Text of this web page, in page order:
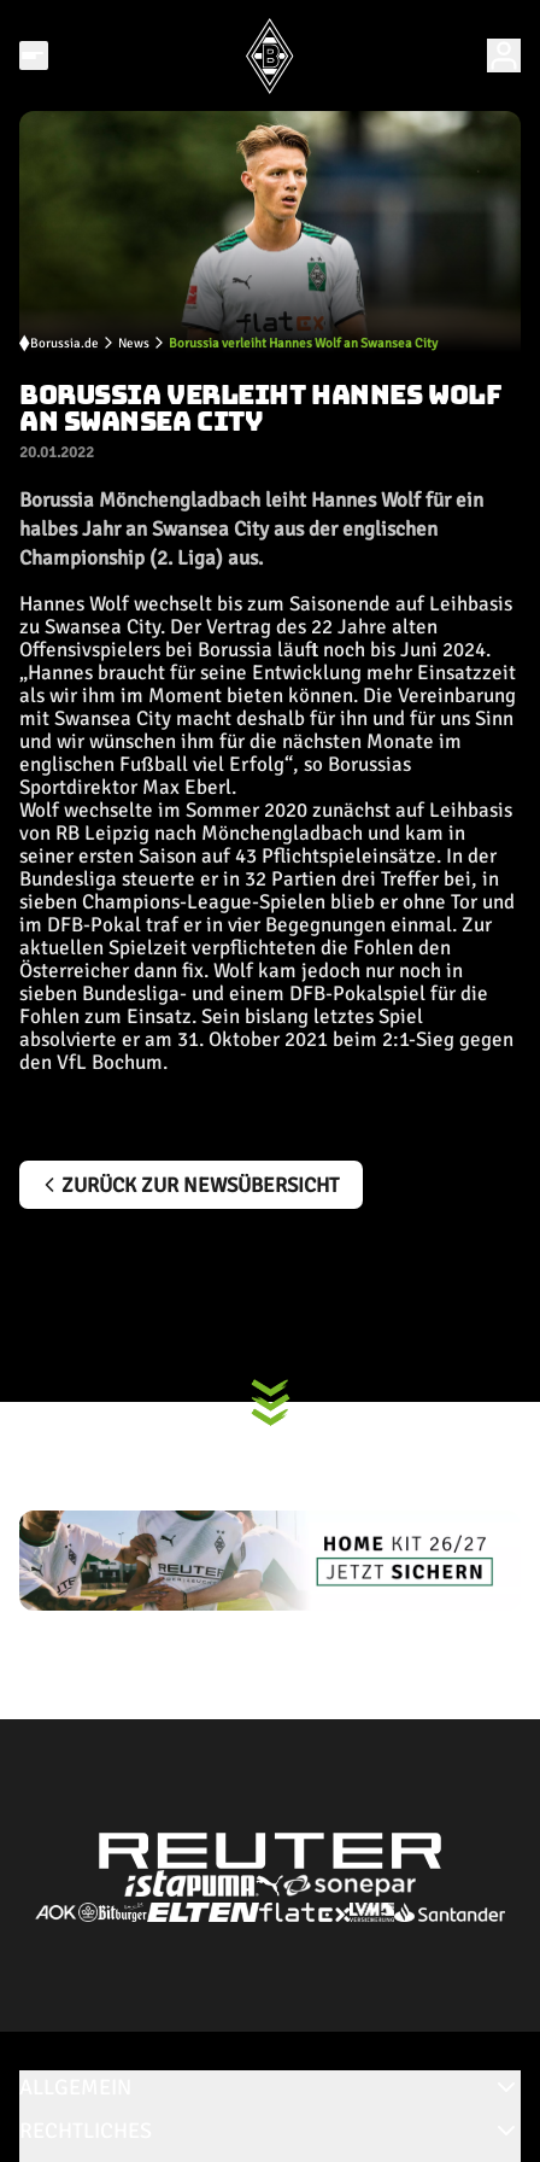
Borussia.de News Borussia verleiht Hannes Wolf an Swansea City
BORUSSIA VERLEIHT HANNES WOLF
AN SWANSEA CITY
20.01.2022
Borussia Mönchengladbach leiht Hannes Wolf für ein
halbes Jahr an Swansea City aus der englischen
Championship (2. Liga) aus.
Hannes Wolf wechselt bis zum Saisonende auf Leihbasis
zu Swansea City. Der Vertrag des 22 Jahre alten
Offensivspielers bei Borussia läuft noch bis Juni 2024.
„Hannes braucht für seine Entwicklung mehr Einsatzzeit
als wir ihm im Moment bieten können. Die Vereinbarung
mit Swansea City macht deshalb für ihn und für uns Sinn
und wir wünschen ihm für die nächsten Monate im
englischen Fußball viel Erfolg“, so Borussias
Sportdirektor Max Eberl.
Wolf wechselte im Sommer 2020 zunächst auf Leihbasis
von RB Leipzig nach Mönchengladbach und kam in
seiner ersten Saison auf 43 Pflichtspieleinsätze. In der
Bundesliga steuerte er in 32 Partien drei Treffer bei, in
sieben Champions-League-Spielen blieb er ohne Tor und
im DFB-Pokal traf er in vier Begegnungen einmal. Zur
aktuellen Spielzeit verpflichteten die Fohlen den
Österreicher dann fix. Wolf kam jedoch nur noch in
sieben Bundesliga- und einem DFB-Pokalspiel für die
Fohlen zum Einsatz. Sein bislang letztes Spiel
absolvierte er am 31. Oktober 2021 beim 2:1-Sieg gegen
den VfL Bochum.
ZURÜCK ZUR NEWSÜBERSICHT